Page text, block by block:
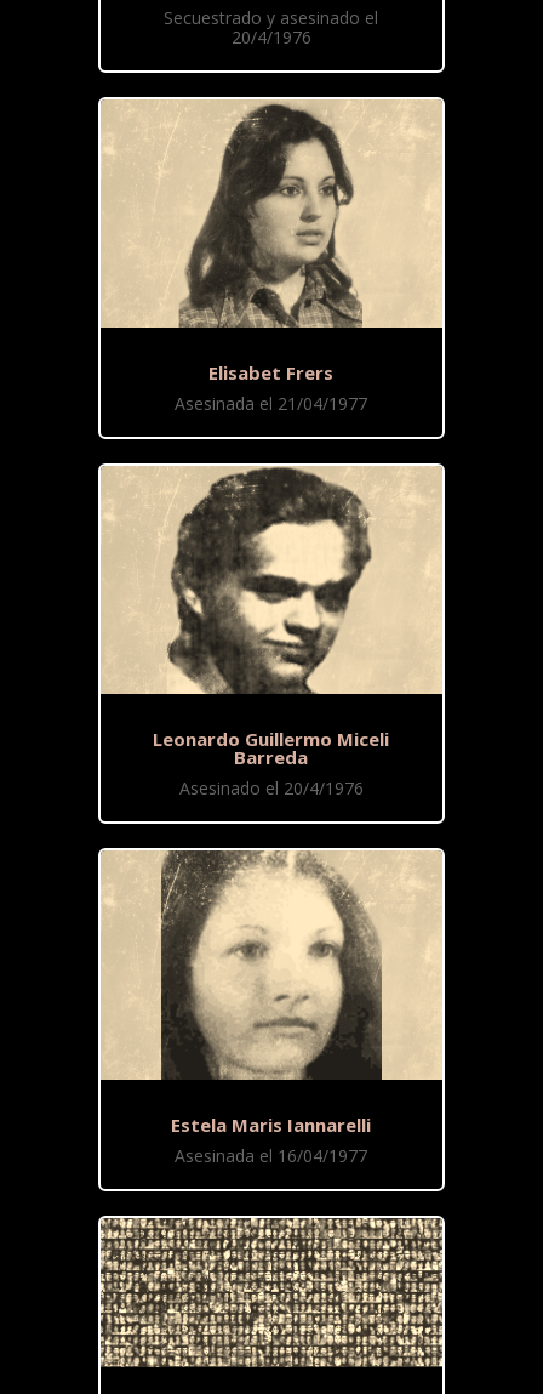
Secuestrado y asesinado el
20/4/1976
Elisabet Frers
Asesinada el 21/04/1977
Leonardo Guillermo Miceli
Barreda
Asesinado el 20/4/1976
Estela Maris Iannarelli
Asesinada el 16/04/1977